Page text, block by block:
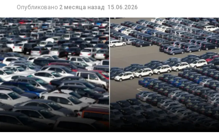
Опубликовано 2 месяца назад 15.06.2026